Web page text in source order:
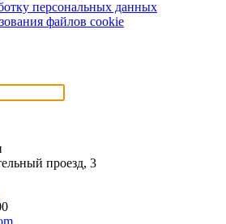
персональных данных
файлов сookie
проезд, 3